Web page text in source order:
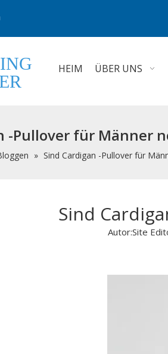
HEIM ÜBER UNS
-Pullover für Männer
» Sind Cardigan -Pullover für
Sind
Autor:Site